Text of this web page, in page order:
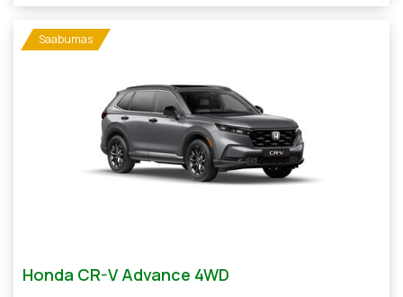
Saabumas
Honda CR-V Advance 4WD